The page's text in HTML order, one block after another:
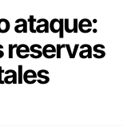
ataque:
reservas